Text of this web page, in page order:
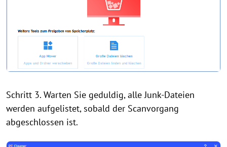
Schritt 3. Warten Sie geduldig, alle Junk-Dateien
werden aufgelistet, sobald der Scanvorgang
abgeschlossen ist.